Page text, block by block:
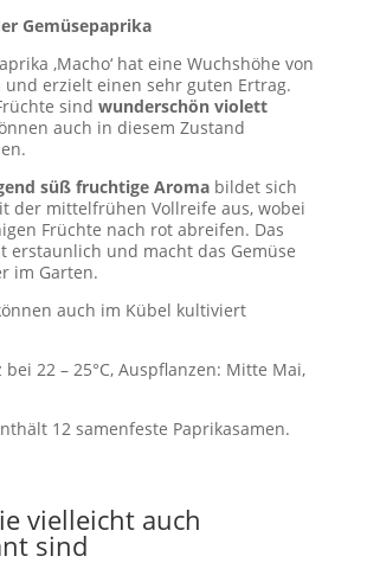
Gemüsepaprika
‚Macho‘ hat eine Wuchshöhe von
und erzielt einen sehr guten Ertrag.
sind wunderschön violett
auch in diesem Zustand
süß fruchtige Aromabildet sich
der mittelfrühen Vollreife aus, wobei
Früchte nach rot abreifen. Das
erstaunlich und macht das Gemüse
im Garten.
auch im Kübel kultiviert
22 – 25°C, Auspflanzen: Mitte Mai,
12 samenfeste Paprikasamen.
vielleicht auch
sind